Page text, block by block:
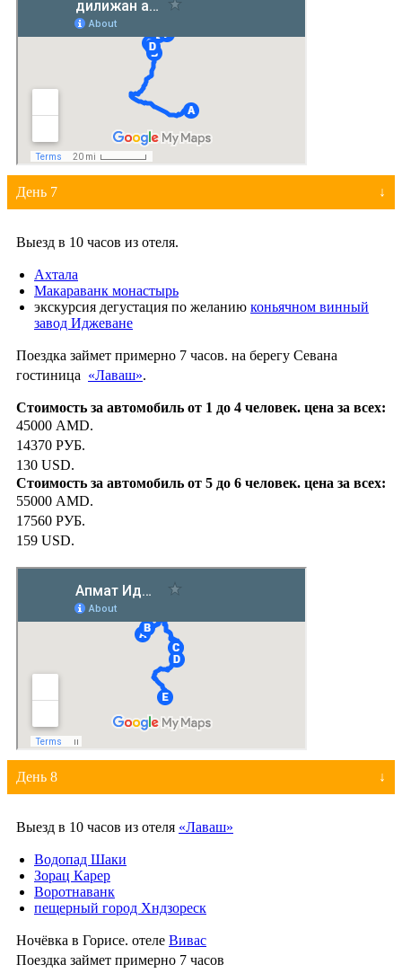
День 7
Выезд в 10 часов из отеля.
Ахтала
Макараванк монастырь
экскурсия дегустация по желанию коньячном винный
завод Иджеване
Поездка займет примерно 7 часов. на берегу Севана
гостиница «Лаваш».
45000 AMD.
14370 РУБ.
130 USD.
55000 AMD.
17560 РУБ.
159 USD.
День 8
Выезд в 10 часов из отеля «Лаваш»
Водопад Шаки
Зорац Карер
Воротнаванк
пещерный город Хндзореск
Ночёвка в Горисе. отеле Вивас
Поездка займет примерно 7 часов